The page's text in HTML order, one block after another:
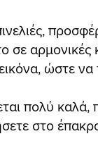
σε
ώστε να
πολύ
στο